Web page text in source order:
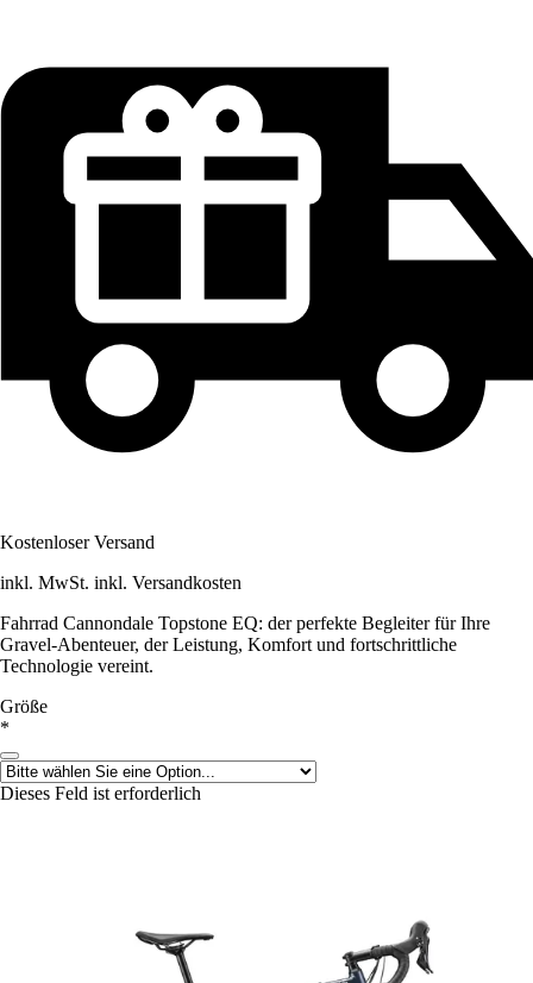
Kostenloser Versand
inkl. MwSt. inkl. Versandkosten
Fahrrad Cannondale Topstone EQ: der perfekte Begleiter für Ihre
Gravel-Abenteuer, der Leistung, Komfort und fortschrittliche
Technologie vereint.
Größe
*
Dieses Feld ist erforderlich